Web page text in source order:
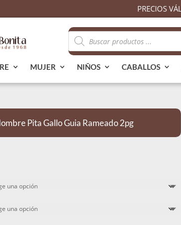
PRECIOS
Búsqueda
de
productos
MUJER NIÑOS CABALLOS
Pita Gallo Guia Rameado 2pg